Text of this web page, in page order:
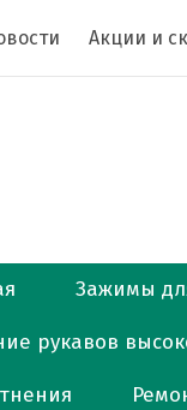
Акции и
Зажимы
рукавов